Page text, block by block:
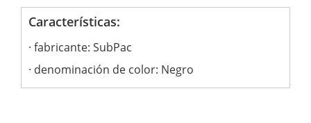
Características:
fabricante: SubPac
denominación de color: Negro